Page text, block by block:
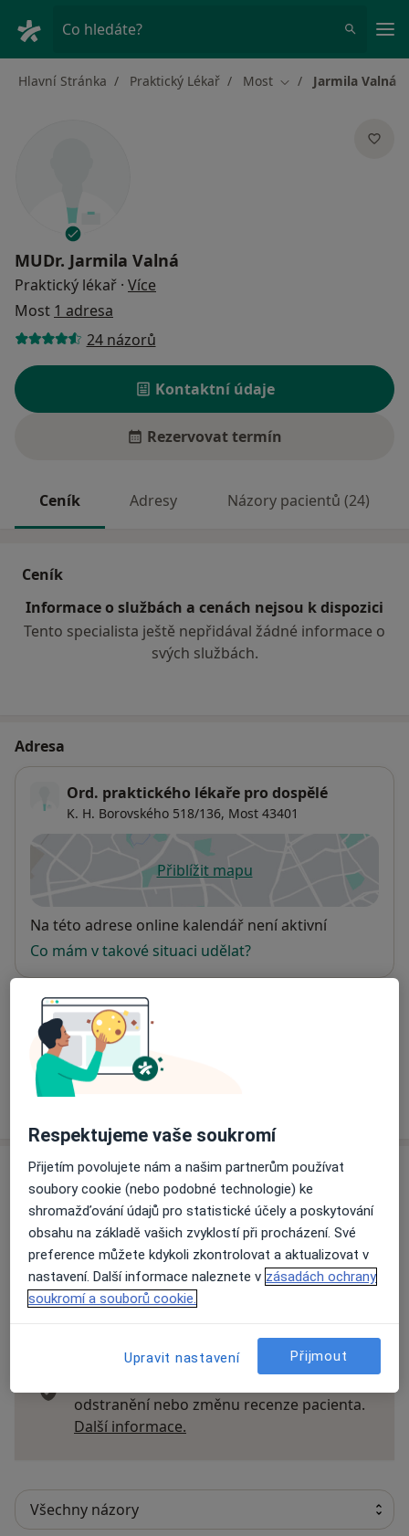
Co hledáte?
Hlavní Stránka Praktický Lékař Most Změna města
Jarmila Valná
MUDr. Jarmila Valná
Praktický lékař · Více
Most 1 adresa
24 názorů
Kontaktní údaje
Rezervovat termín
Ceník Adresy Názory pacientů (24)
Ceník
Informace o službách a cenách nejsou k dispozici
Tento specialista ještě nepřidával žádné informace o
svých službách.
Adresa
Ord. praktického lékaře pro dospělé
K. H. Borovského 518/136, Most 43401
Přiblížit mapuse otevře v nové záložce
Dostupnost
Na této adrese online kalendář není aktivní
Co mám v takové situaci udělat?
Způsoby platby (soukromé návštěvy)
Na teto adrese lékař přijímá pacienty na pojišťovnu
Detaily
Názory
Přidejte svůj názor
24 názorů
Recenze pacientů jsou pro nás důležité.
odstranění nebo změnu recenze pacienta.
Další informace.
Respektujeme vaše soukromí
Přijetím povolujete nám a našim partnerům používat
soubory cookie (nebo podobné technologie) ke
shromažďování údajů pro statistické účely a poskytování
obsahu na základě vašich zvyklostí při procházení. Své
preference můžete kdykoli zkontrolovat a aktualizovat v
nastavení. Další informace naleznete v zásadách ochrany
soukromí a souborů cookie.
Upravit nastavení Přijmout